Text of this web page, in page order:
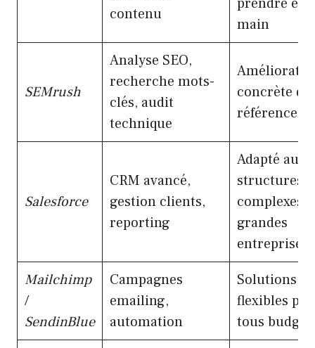
contenu
prendre en
main
SEMrush
Analyse SEO,
recherche mots-
clés, audit
technique
concrète du
Salesforce
CRM avancé,
gestion clients,
reporting
Adapté aux
structures
complexes
grandes
entreprises
Mailchimp
/
SendinBlue
Campagnes
emailing,
automation
Solutions
flexibles
tous